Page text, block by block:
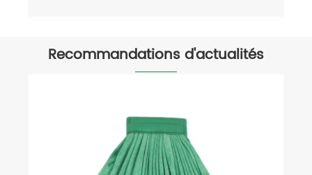
Recommandations d'actualités
Conception innovante de douille
filetée ! Dévoiler le secret de la
stabilité de la vadrouille
Voir plus >>